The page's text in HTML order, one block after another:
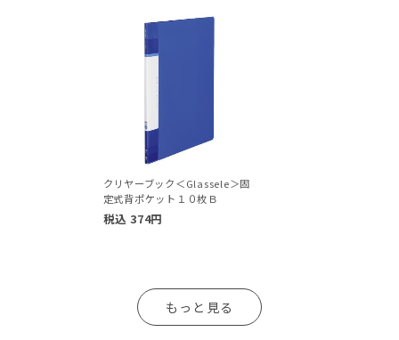
クリヤーブック＜Glassele＞固
定式背ポケット１０枚Ｂ
税込 374円
もっと見る